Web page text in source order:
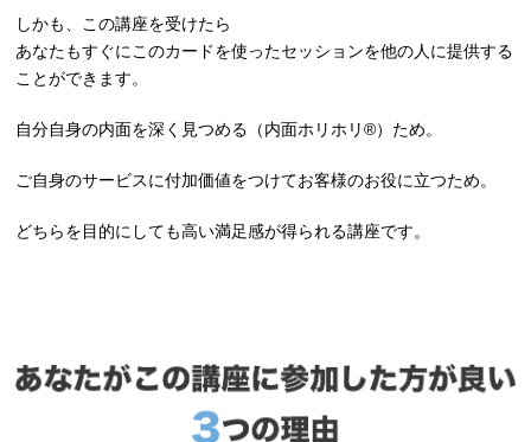
しかも、この講座を受けたら
あなたもすぐにこのカードを使ったセッションを他の人に提供する
ことができます。
自分自身の内面を深く見つめる（内面ホリホリ®︎）ため。
ご自身のサービスに付加価値をつけてお客様のお役に立つため。
どちらを目的にしても高い満足感が得られる講座です。